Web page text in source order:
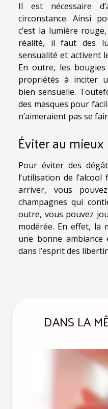
Il est nécessaire
circonstance. Ainsi
c’est la lumière
réalité, il faut des
sensualité et activent
En outre, les
propriétés à inciter
bien sensuelle.
des masques pour
n’aimeraient pas se
Éviter au mieux
Pour éviter des
l’utilisation de
arriver, vous
champagnes qui
outre, vous pouvez
modérée. En effet, la
une bonne
dans l’esprit des
DANS LA